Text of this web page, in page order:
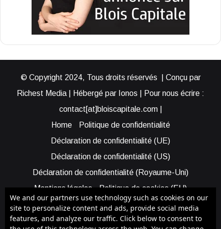
© Copyright 2024, Tous droits réservés | Conçu par
Richest Media | Hébergé par Ionos | Pour nous écrire :
contact[at]bloiscapitale.com |
Home
Politique de confidentialité
Déclaration de confidentialité (UE)
Déclaration de confidentialité (US)
Déclaration de confidentialité (Royaume-Uni)
Mentions légales
Politique de cookies (EU)
Cookie Policy (AUS)
Cookie Policy (US)
Qui sommes-nous ?
Participer à Blois Capitale
We and our partners use technology such as cookies on our
site to personalize content and ads, provide social media
features, and analyze our traffic. Click below to consent to